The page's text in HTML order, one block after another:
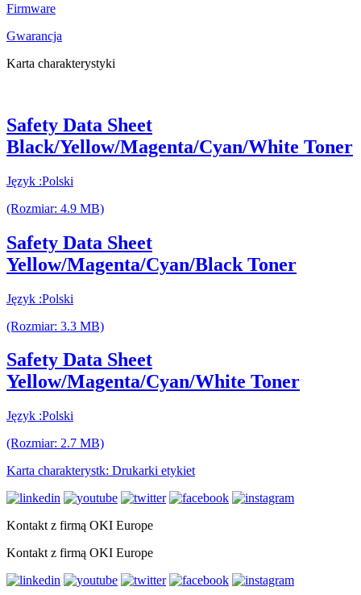
Firmware
Gwarancja
Karta charakterystyki
Safety Data Sheet
Black/Yellow/Magenta/Cyan/White Toner
Język :Polski
(Rozmiar: 4.9 MB)
Safety Data Sheet
Yellow/Magenta/Cyan/Black Toner
Język :Polski
(Rozmiar: 3.3 MB)
Safety Data Sheet
Yellow/Magenta/Cyan/White Toner
Język :Polski
(Rozmiar: 2.7 MB)
Karta charakterystk: Drukarki etykiet
Kontakt z firmą OKI Europe
Kontakt z firmą OKI Europe